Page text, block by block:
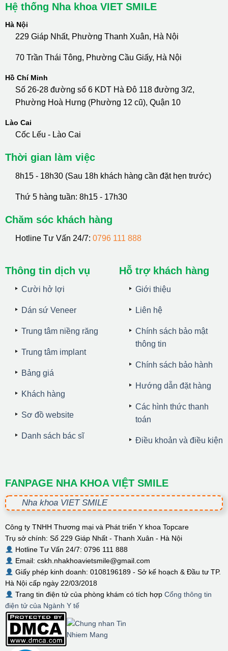
Hệ thống Nha khoa VIET SMILE
Hà Nội
229 Giáp Nhất, Phường Thanh Xuân, Hà Nội
70 Trần Thái Tông, Phường Cầu Giấy, Hà Nội
Hồ Chí Minh
Số 26-28 đường số 6 KDT Hà Đô 118 đường 3/2,
Phường Hoà Hưng (Phường 12 cũ), Quận 10
Lào Cai
Cốc Lếu - Lào Cai
Thời gian làm việc
8h15 - 18h30 (Sau 18h khách hàng cần đặt hẹn trước)
Thứ 5 hàng tuần: 8h15 - 17h30
Chăm sóc khách hàng
Hotline Tư Vấn 24/7: 0796 111 888
Thông tin dịch vụ
Cười hở lợi
Dán sứ Veneer
Trung tâm niềng răng
Trung tâm implant
Bảng giá
Khách hàng
Sơ đồ website
Danh sách bác sĩ
Hỗ trợ khách hàng
Giới thiệu
Liên hệ
Chính sách bảo mật
thông tin
Chính sách bảo hành
Hướng dẫn đặt hàng
Các hình thức thanh
toán
Điều khoản và điều kiện
FANPAGE NHA KHOA VIỆT SMILE
Nha khoa VIET SMILE
Công ty TNHH Thương mại và Phát triển Y khoa Topcare
Trụ sở chính: Số 229 Giáp Nhất - Thanh Xuân - Hà Nội
Hotline Tư Vấn 24/7: 0796 111 888
Email: cskh.nhakhoavietsmile@gmail.com
Giấy phép kinh doanh: 0108196189 - Sở kế hoạch & Đầu tư TP.
Hà Nội cấp ngày 22/03/2018
Trang tin điện tử của phòng khám có tích hợp Cổng thông tin
điện tử của Ngành Y tế